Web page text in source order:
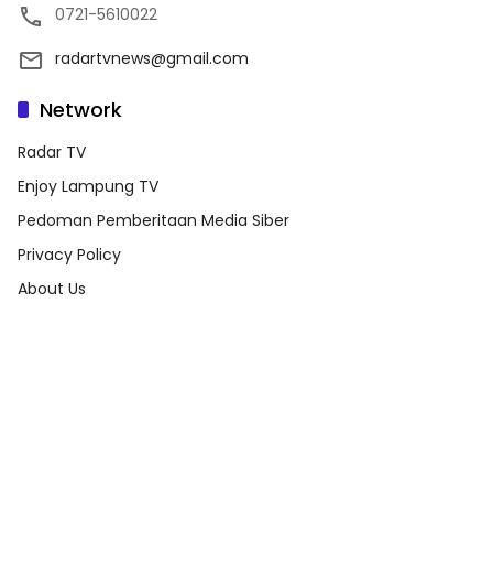
0721-5610022
radartvnews@gmail.com
Network
Radar TV
Enjoy Lampung TV
Pedoman Pemberitaan Media Siber
Privacy Policy
About Us